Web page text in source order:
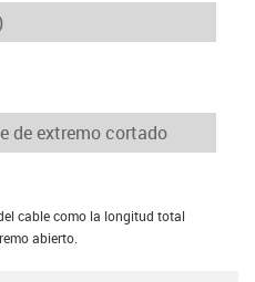
cable como la longitud total
abierto.